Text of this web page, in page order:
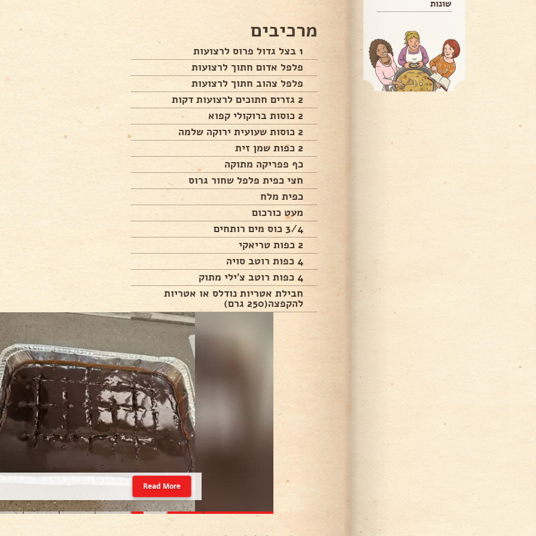
שונות
מרכיבים
1 בצל גדול פרוס לרצועות
פלפל אדום חתוך לרצועות
פלפל צהוב חתוך לרצועות
2 גזרים חתוכים לרצועות דקות
2 כוסות ברוקולי קפוא
2 כוסות שעועית ירוקה שלמה
2 כפות שמן זית
כף פפריקה מתוקה
חצי כפית פלפל שחור גרוס
כפית מלח
מעט כורכום
3/4 כוס מים רותחים
2 כפות טריאקי
4 כפות רוטב סויה
4 כפות רוטב צ'ילי מתוק
חבילת אטריות נודלס או אטריות
להקפצה(250 גרם)
Read More